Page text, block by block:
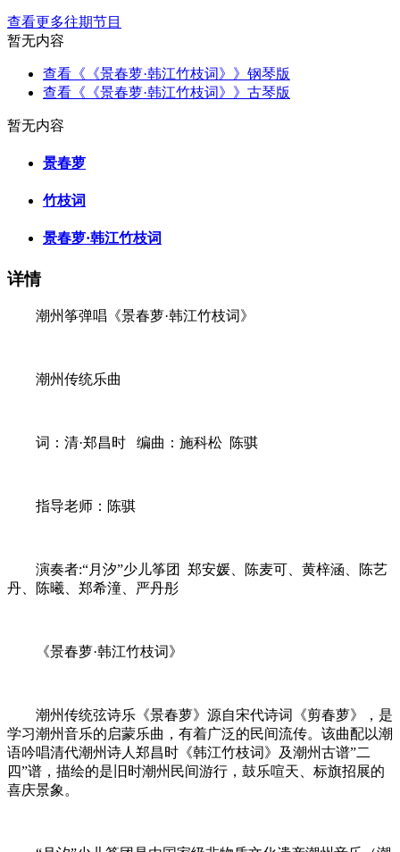
查看更多往期节目
暂无内容
查看《《景春萝·韩江竹枝词》》钢琴版
查看《《景春萝·韩江竹枝词》》古琴版
暂无内容
景春萝
竹枝词
景春萝·韩江竹枝词
详情
潮州筝弹唱《景春萝·韩江竹枝词》
潮州传统乐曲
词：清·郑昌时 编曲：施科松 陈骐
指导老师：陈骐
演奏者:“月汐”少儿筝团 郑安媛、陈麦可、黄梓涵、陈艺
丹、陈曦、郑希潼、严丹彤
《景春萝·韩江竹枝词》
潮州传统弦诗乐《景春萝》源自宋代诗词《剪春萝》，是
学习潮州音乐的启蒙乐曲，有着广泛的民间流传。该曲配以潮
语吟唱清代潮州诗人郑昌时《韩江竹枝词》及潮州古谱”二
四”谱，描绘的是旧时潮州民间游行，鼓乐喧天、标旗招展的
喜庆景象。